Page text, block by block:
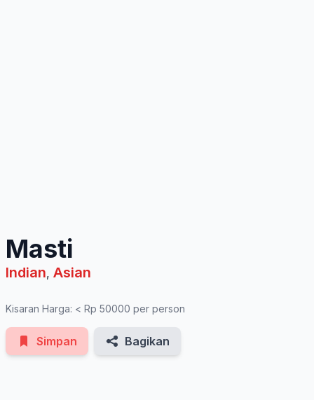
Masti
Indian, Asian
Kisaran Harga: < Rp 50000 per person
Simpan Bagikan